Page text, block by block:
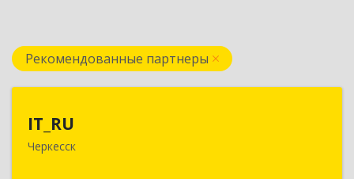
Рекомендованные партнеры
IT_RU
Черкесск